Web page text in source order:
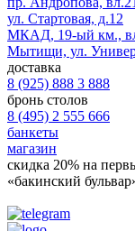
ул. Стартовая, д.12
МКАД, 19-ый км.,
Мытищи, ул.
доставка
8 (925) 888 3 888
бронь столов
8 (495) 2 555 666
банкеты
магазин
скидка 20% на
«бакинский